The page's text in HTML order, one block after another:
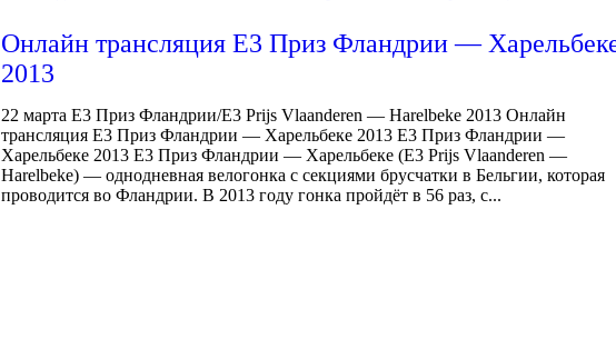
Онлайн трансляция Е3 Приз Фландрии —
2013
22 марта Е3 Приз Фландрии/E3 Prijs Vlaanderen — Harelbeke 2013 Онлайн
трансляция Е3 Приз Фландрии — Харельбеке 2013 Е3 Приз Фландрии —
Харельбеке 2013 Е3 Приз Фландрии — Харельбеке (E3 Prijs Vlaanderen —
Harelbeke) — однодневная велогонка с секциями брусчатки в Бельгии, которая
проводится во Фландрии. В 2013 году гонка пройдёт в 56 раз, с...